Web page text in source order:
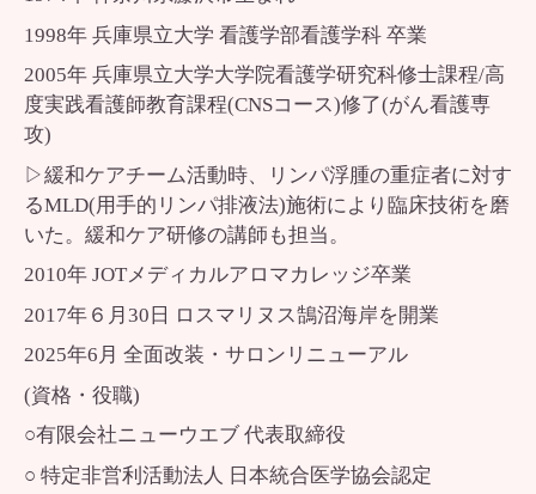
1998年 兵庫県立大学 看護学部看護学科 卒業
2005年 兵庫県立大学大学院看護学研究科修士課程/高
度実践看護師教育課程(CNSコース)修了(がん看護専
攻)
▷緩和ケアチーム活動時、リンパ浮腫の重症者に対す
るMLD(用手的リンパ排液法)施術により臨床技術を磨
いた。緩和ケア研修の講師も担当。
2010年 JOTメディカルアロマカレッジ卒業
2017年６月30日 ロスマリヌス鵠沼海岸を開業
2025年6月 全面改装・サロンリニューアル
(資格・役職)
○有限会社ニューウエブ 代表取締役
○ 特定非営利活動法人 日本統合医学協会認定